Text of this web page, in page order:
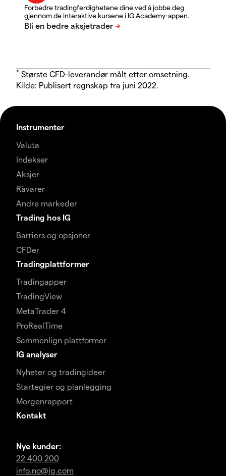
Forbedre tradingferdighetene dine ved å jobbe deg
gjennom de interaktive kursene i IG Academy-appen.
* Største CFD-leverandør målt etter omsetning.
Kilde: Publisert regnskap fra juni 2022.
Instrumenter
Valuta
Indekser
Aksjer
Råvarer
Andre markeder
Trading hos IG
Barriers og opsjoner
CFDer
Tradingplattformer
Tradingapper
TradingView
MetaTrader 4
ProRealTime
Sammenlign plattformer
IG analyser
Nyheter og tradingideer
Startegier og planlegging
Morgenrapport
Kontakt
Nye kunder:
22 400 200
info.no@ig.com